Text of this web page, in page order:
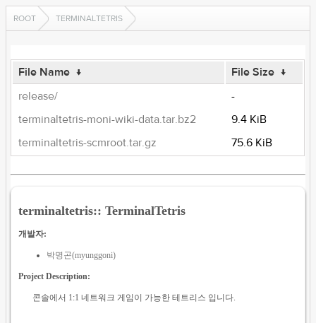
ROOT TERMINALTETRIS
File Name ↓ File Size ↓
release/
-
terminaltetris-moni-wiki-data.tar.bz2
9.4 KiB
terminaltetris-scmroot.tar.gz
75.6 KiB
terminaltetris:: TerminalTetris
개발자:
박명곤(myunggoni)
Project Description:
콘솔에서 1:1 네트워크 게임이 가능한 테트리스 입니다.